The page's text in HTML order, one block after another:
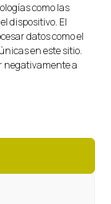
como las
dispositivo. El
datos como el
en este sitio.
negativamente a